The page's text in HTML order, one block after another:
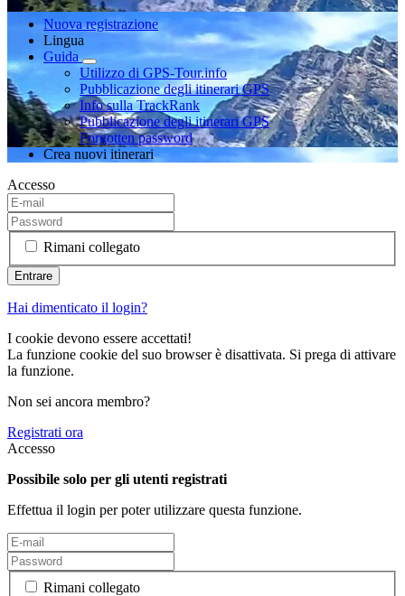
Nuova registrazione
Lingua
Guida
Utilizzo di GPS-Tour.info
Pubblicazione degli itinerari GPS
Info sulla TrackRank
Pubblicazione degli itinerari GPS
Forgotten password
Crea nuovi itinerari
Accesso
Rimani collegato
Hai dimenticato il login?
I cookie devono essere accettati!
La funzione cookie del suo browser è disattivata. Si prega di attivare
la funzione.
Non sei ancora membro?
Registrati ora
Accesso
Possibile solo per gli utenti registrati
Effettua il login per poter utilizzare questa funzione.
Rimani collegato